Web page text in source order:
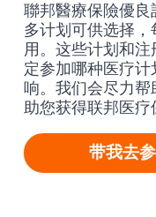
聯邦醫療保險優
多计划可供选择
用。这些计划和
定参加哪种医疗
响。我们会尽力
助您获得联邦医疗
带我去